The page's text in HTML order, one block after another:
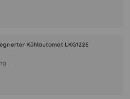
Kühlautomat LKG122E